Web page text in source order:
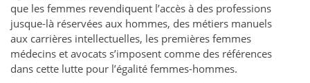
que les femmes revendiquent l’accès à des professions
jusque-là réservées aux hommes, des métiers manuels
aux carrières intellectuelles, les premières femmes
médecins et avocats s’imposent comme des références
dans cette lutte pour l’égalité femmes-hommes.